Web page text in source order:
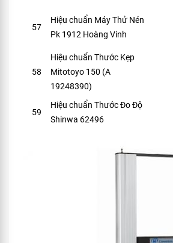
57
Hiệu chuẩn Máy Thử Nén
Pk 1912 Hoàng Vinh
58
Hiệu chuẩn Thước Kẹp
Mitotoyo 150 (A
19248390)
59
Hiệu chuẩn Thước Đo Độ
Shinwa 62496